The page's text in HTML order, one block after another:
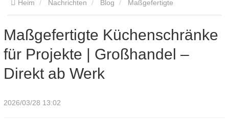
Heim Nachrichten Blog
Maßgefertigte Küchenschränke
für Projekte | Großhandel –
Direkt ab Werk
2026/03/28 13:02